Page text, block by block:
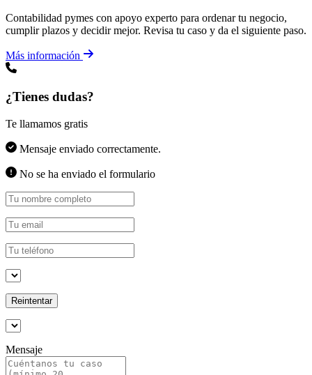
Contabilidad pymes con apoyo experto para ordenar tu negocio,
cumplir plazos y decidir mejor. Revisa tu caso y da el siguiente paso.
Más información
¿Tienes dudas?
Te llamamos gratis
Mensaje enviado correctamente.
No se ha enviado el formulario
Reintentar
Mensaje